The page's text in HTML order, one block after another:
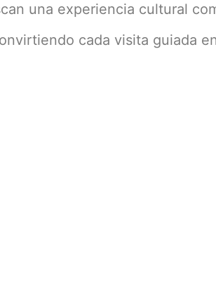
una experiencia cultural
cada visita guiada